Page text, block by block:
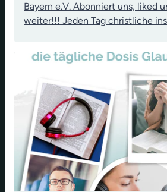
Bayern e.V. Abonniert uns, liked
weiter!!! Jeden Tag christliche